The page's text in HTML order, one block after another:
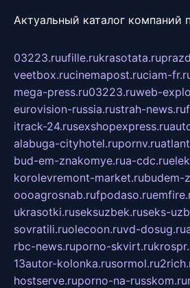
Актуальный каталог компаний
03223.ruufille.rukrasotata.ru
veetbox.rucinemapost.ruciam-
mega-press.ru03223.ruweb-
eurovision-russia.rustrah-news.ru
itrack-24.rusexshopexpress.ru
alabuga-cityhotel.rupornv.ru
bud-em-znakomye.rua-cdc.ru
korolevremont-market.rubudem-
oooagrosnab.rufpodaso.ru
ukrasotki.ruseksuzbek.ruseks-
sovratili.ruolecoon.ruvd-dosug.ru
rbc-news.ruporno-skvirt.ru
13autor-kolonka.rusormol.ru
hostserve.ruporno-na-russkom.ru